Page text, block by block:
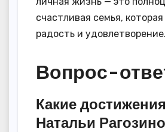
счастливая семья,
радость и удовлетворение.
Вопрос-
Какие
Натальи